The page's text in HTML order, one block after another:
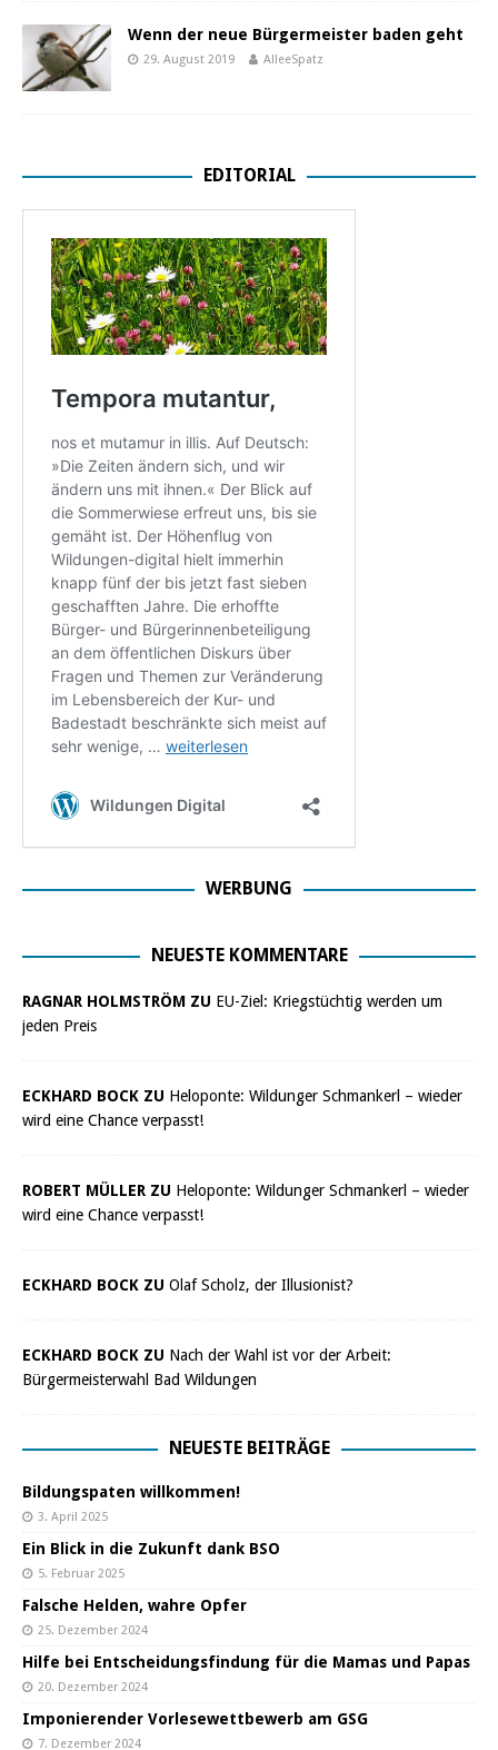
Wenn der neue Bürgermeister baden geht
29. August 2019 AlleeSpatz
EDITORIAL
WERBUNG
NEUESTE KOMMENTARE
RAGNAR HOLMSTRÖM ZU EU-Ziel: Kriegstüchtig werden um
jeden Preis
ECKHARD BOCK ZU Heloponte: Wildunger Schmankerl – wieder
wird eine Chance verpasst!
ROBERT MÜLLER ZU Heloponte: Wildunger Schmankerl – wieder
wird eine Chance verpasst!
ECKHARD BOCK ZU Olaf Scholz, der Illusionist?
ECKHARD BOCK ZU Nach der Wahl ist vor der Arbeit:
Bürgermeisterwahl Bad Wildungen
NEUESTE BEITRÄGE
Bildungspaten willkommen!
3. April 2025
Ein Blick in die Zukunft dank BSO
5. Februar 2025
Falsche Helden, wahre Opfer
25. Dezember 2024
Hilfe bei Entscheidungsfindung für die Mamas und Papas
20. Dezember 2024
Imponierender Vorlesewettbewerb am GSG
7. Dezember 2024